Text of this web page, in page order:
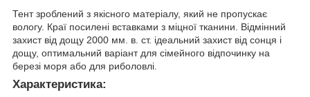
Тент зроблений з якісного матеріалу, який не пропускає
вологу. Краї посилені вставками з міцної тканини. Відмінний
захист від дощу 2000 мм. в. ст. ідеальний захист від сонця і
дощу, оптимальний варіант для сімейного відпочинку на
березі моря або для риболовлі.
Характеристика: